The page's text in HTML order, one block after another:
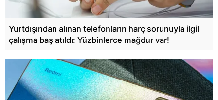
Yurtdışından alınan telefonların harç sorunuyla ilgili
çalışma başlatıldı: Yüzbinlerce mağdur var!